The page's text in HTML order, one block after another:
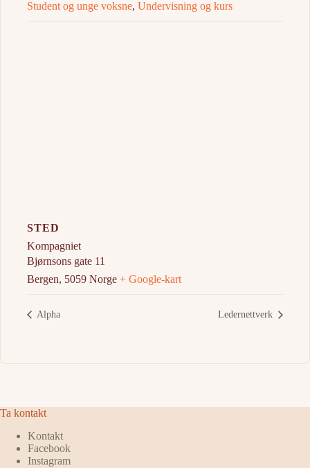
Student og unge voksne,Undervisning og kurs
STED
Kompagniet
Bjørnsons gate 11
Bergen, 5059 Norge + Google-kart
Alpha Ledernettverk
Ta kontakt
Kontakt
Facebook
Instagram